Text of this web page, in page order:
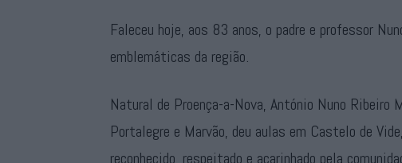
Faleceu hoje, aos 83 anos, o padre e professor
emblemáticas da região.
Natural de Proença-a-Nova, António Nuno
Portalegre e Marvão, deu aulas em Castelo de
reconhecido, respeitado e acarinhado pela